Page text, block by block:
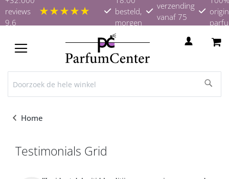
reviews
9.6
★★★★★
besteld,
morgen
in huis
verzending
vanaf 75
euro
Home
Testimonials Grid